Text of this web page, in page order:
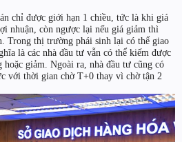
chỉ được giới hạn 1 chiều, tức là khi giá
nhuận, còn ngược lại nếu giá giảm thì
Trong thị trường phái sinh lại có thể giao
là các nhà đầu tư vẫn có thể kiếm được
giảm. Ngoài ra, nhà đầu tư cũng có
với thời gian chờ T+0 thay vì chờ tận 2